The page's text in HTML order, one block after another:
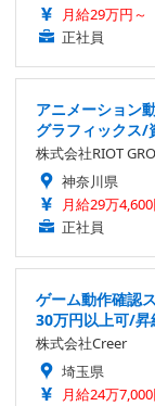
月給29万円～
正社員
アニメーション
グラフィックス/
株式会社RIOT
神奈川県
月給29万
正社員
ゲーム動作確認
30万円以上可/昇
株式会社Creer
埼玉県
月給24万